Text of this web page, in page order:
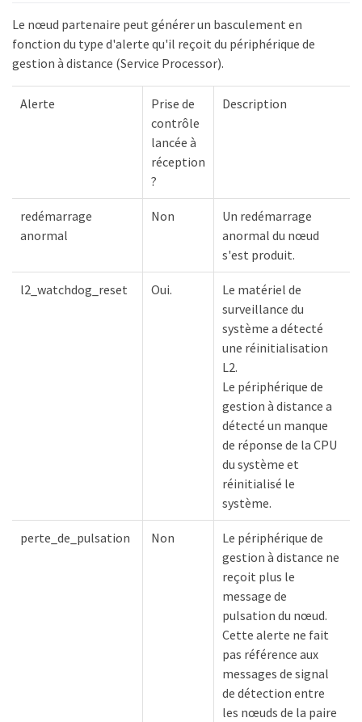
Le nœud partenaire peut générer un basculement en
fonction du type d'alerte qu'il reçoit du périphérique de
gestion à distance (Service Processor).
Alerte
Prise de
contrôle
lancée à
réception
?
Description
redémarrage
anormal
Non
Un redémarrage
anormal du nœud
s'est produit.
l2_watchdog_reset Oui.
Le matériel de
surveillance du
système a détecté
une réinitialisation
L2.
Le périphérique de
gestion à distance a
détecté un manque
de réponse de la CPU
du système et
réinitialisé le
système.
perte_de_pulsation Non
Le périphérique de
gestion à distance ne
reçoit plus le
message de
pulsation du nœud.
Cette alerte ne fait
pas référence aux
messages de signal
de détection entre
les nœuds de la paire